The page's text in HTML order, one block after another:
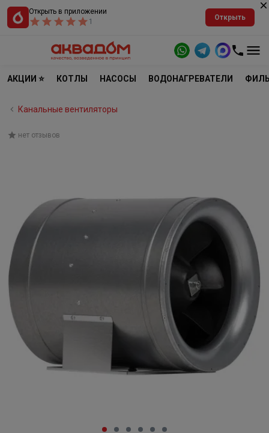
Открыть в приложении
1
Открыть
АКЦИИ ⭐ КОТЛЫ НАСОСЫ ВОДОНАГРЕВАТЕЛИ
Канальные вентиляторы
нет отзывов